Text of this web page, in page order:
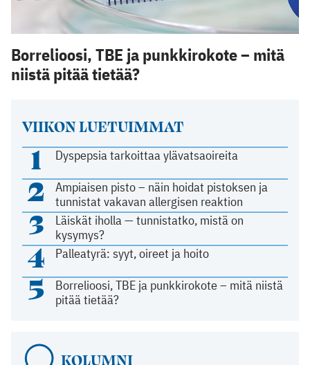
VIIKON LUETUIMMAT
1 Dyspepsia tarkoittaa ylävatsaoireita
2
Ampiaisen pisto – näin hoidat pistoksen ja
tunnistat vakavan allergisen reaktion
3
Läiskät iholla — tunnistatko, mistä on
kysymys?
4 Palleatyrä: syyt, oireet ja hoito
5
Borrelioosi, TBE ja punkkirokote – mitä niistä
pitää tietää?
KOLUMNI
Borrelioosi, TBE ja punkkirokote – mitä
niistä pitää tietää?